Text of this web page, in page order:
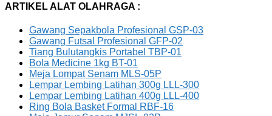
ARTIKEL ALAT OLAHRAGA :
Gawang Sepakbola Profesional GSP-03
Gawang Futsal Profesional GFP-02
Tiang Bulutangkis Portabel TBP-01
Bola Medicine 1kg BT-01
Meja Lompat Senam MLS-05P
Lempar Lembing Latihan 300g LLL-300
Lempar Lembing Latihan 400g LLL-400
Ring Bola Basket Formal RBF-16